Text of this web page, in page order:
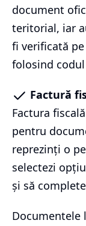
document
teritorial, iar
fi verificată pe
folosind
Factură
Factura
pentru
reprezinți o
selectezi
și să